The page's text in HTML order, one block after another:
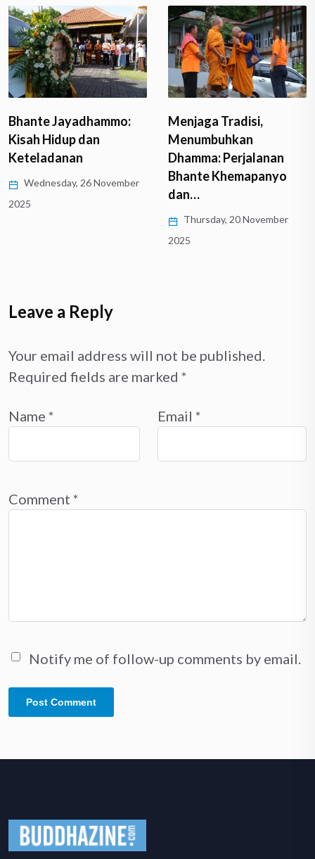
Bhante Jayadhammo:
Kisah Hidup dan
Keteladanan
Wednesday, 26 November
2025
Menjaga Tradisi,
Menumbuhkan
Dhamma: Perjalanan
Bhante Khemapanyo
dan…
Thursday, 20 November
2025
Leave a Reply
Your email address will not be published.
Required fields are marked *
Name * Email *
Comment *
Notify me of follow-up comments by email.